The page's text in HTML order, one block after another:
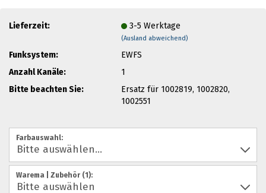
Lieferzeit: 3-5 Werktage
(Ausland abweichend)
Funksystem:
EWFS
Anzahl Kanäle:
1
Bitte beachten Sie:
Ersatz für 1002819, 1002820,
1002551
Farbauswahl:
Warema | Zubehör (1):